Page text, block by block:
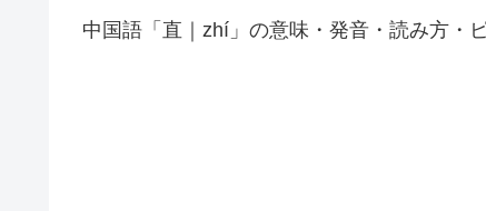
中国語「直｜zhí」の意味・発音・読み方・